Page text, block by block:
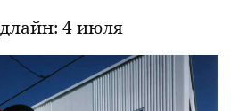
4 июля